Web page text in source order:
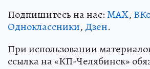
Подпишитесь на нас:MAX,
Одноклассники, Дзен.
При использовании
ссылка на «КП-Челябинск»